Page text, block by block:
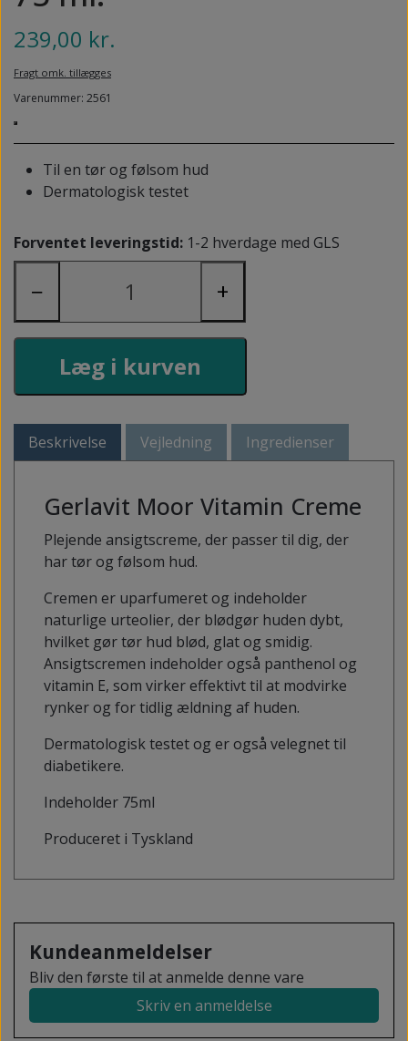
URO I BENENE/RESTLESS LEGS
VABLER
SKINCAIR
239,00 kr.
Fragt omk. tillægges
Varenummer: 2561
Til en tør og følsom hud
Dermatologisk testet
Forventet leveringstid: 1-2 hverdage med GLS
− +
Læg i kurven
Beskrivelse Vejledning Ingredienser
Gerlavit Moor Vitamin Creme
Plejende ansigtscreme, der passer til dig, der
har tør og følsom hud.
Cremen er uparfumeret og indeholder
naturlige urteolier, der blødgør huden dybt,
hvilket gør tør hud blød, glat og smidig.
Ansigtscremen indeholder også panthenol og
vitamin E, som virker effektivt til at modvirke
rynker og for tidlig ældning af huden.
Dermatologisk testet og er også velegnet til
diabetikere.
Indeholder 75ml
Produceret i Tyskland
Kundeanmeldelser
Bliv den første til at anmelde denne vare
Skriv en anmeldelse